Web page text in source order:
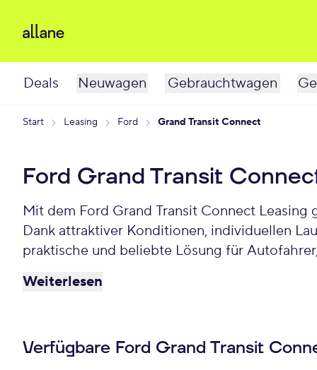
Deals Neuwagen Gebrauchtwagen
Start Leasing Ford Grand Transit Connect
Ford Grand Transit
Mit dem Ford Grand Transit Connect
Dank attraktiver Konditionen, individuellen
praktische und beliebte Lösung für
Weiterlesen
Verfügbare Ford Grand Transit